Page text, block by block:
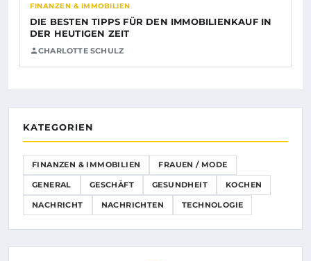
FINANZEN & IMMOBILIEN
DIE BESTEN TIPPS FÜR DEN IMMOBILIENKAUF IN
DER HEUTIGEN ZEIT
CHARLOTTE SCHULZ
KATEGORIEN
FINANZEN & IMMOBILIEN FRAUEN / MODE
GENERAL GESCHÄFT GESUNDHEIT KOCHEN
NACHRICHT NACHRICHTEN TECHNOLOGIE